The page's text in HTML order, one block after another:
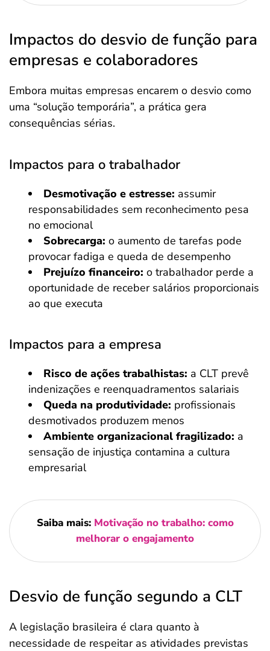
Impactos do desvio de função para
empresas e colaboradores
Embora muitas empresas encarem o desvio como
uma “solução temporária”, a prática gera
consequências sérias.
Impactos para o trabalhador
Desmotivação e estresse: assumir
responsabilidades sem reconhecimento pesa
no emocional
Sobrecarga: o aumento de tarefas pode
provocar fadiga e queda de desempenho
Prejuízo financeiro: o trabalhador perde a
oportunidade de receber salários proporcionais
ao que executa
Impactos para a empresa
Risco de ações trabalhistas: a CLT prevê
indenizações e reenquadramentos salariais
Queda na produtividade: profissionais
desmotivados produzem menos
Ambiente organizacional fragilizado: a
sensação de injustiça contamina a cultura
empresarial
Saiba mais: Motivação no trabalho: como
melhorar o engajamento
Desvio de função segundo a CLT
A legislação brasileira é clara quanto à
necessidade de respeitar as atividades previstas